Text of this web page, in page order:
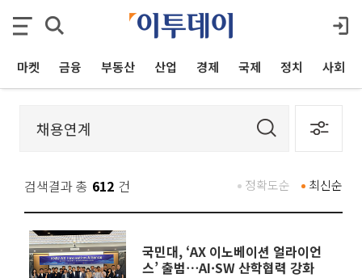
마켓 금융 부동산 산업 경제 국제 정치 사회
검색결과 총 612 건 최신순
정확도순
국민대, ‘AX 이노베이션 얼라이언
스’ 출범⋯AI·SW 산학협력 강화